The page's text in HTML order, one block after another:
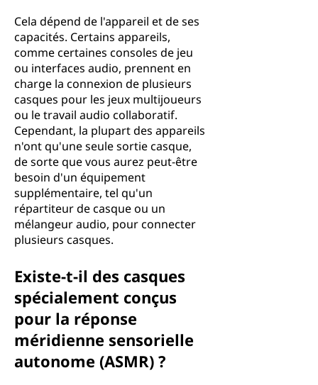
Cela dépend de l'appareil et de ses
capacités. Certains appareils,
comme certaines consoles de jeu
ou interfaces audio, prennent en
charge la connexion de plusieurs
casques pour les jeux multijoueurs
ou le travail audio collaboratif.
Cependant, la plupart des appareils
n'ont qu'une seule sortie casque,
de sorte que vous aurez peut-être
besoin d'un équipement
supplémentaire, tel qu'un
répartiteur de casque ou un
mélangeur audio, pour connecter
plusieurs casques.
Existe-t-il des casques
spécialement conçus
pour la réponse
méridienne sensorielle
autonome (ASMR) ?